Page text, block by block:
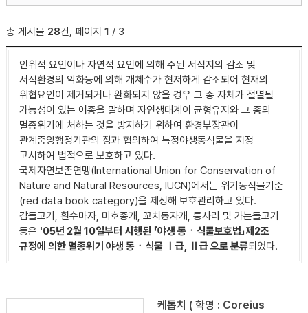
총 게시물 28건, 페이지 1 / 3
인위적 요인이나 자연적 요인에 의해 주된 서식지의 감소 및
서식환경의 악화등에 의해 개체수가 현저하게 감소되어 현재의
위협요인이 제거되거나 완화되지 않을 경우 그 종 자체가 절멸될
가능성이 있는 어종을 말하며 자연생태계이 균형유지와 그 종의
멸종위기에 처하는 것을 방지하기 위하여 환경부장관이
관계중앙행정기관의 장과 협의하여 특정야생동식물을 지정
고시하여 법적으로 보호하고 있다.
국제자연보존연맹(International Union for Conservation of
Nature and Natural Resources, IUCN)에서는 위기동식물기준
(red data book category)을 제정해 보호관리하고 있다.
감돌고기, 흰수마자, 미호종개, 꼬치동자개, 퉁사리 및 가는돌고기
등은 '05년 2월 10일부터 시행된 「야생 동ㆍ식물보호법」제2조
규정에 의한 멸종위기 야생 동ㆍ식물 Ⅰ급, Ⅱ급 으로 분류되었다.
케톱치 ( 학명 : Coreius